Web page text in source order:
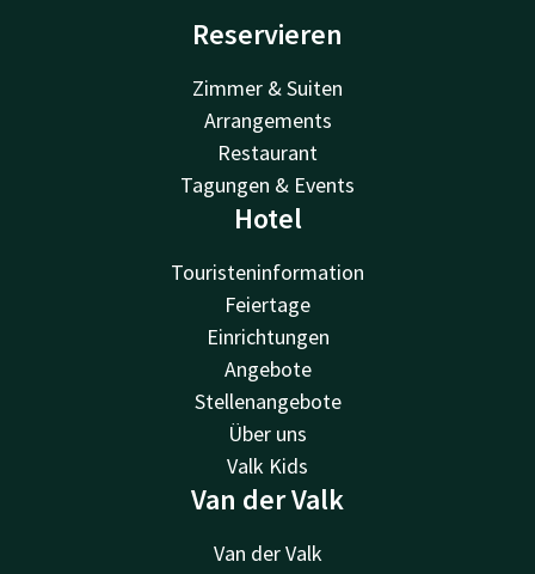
Reservieren
Zimmer & Suiten
Arrangements
Restaurant
Tagungen & Events
Hotel
Touristeninformation
Feiertage
Einrichtungen
Angebote
Stellenangebote
Über uns
Valk Kids
Van der Valk
Van der Valk